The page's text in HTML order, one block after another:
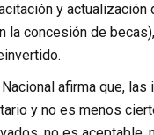
y actualización
concesión de
afirma que, las
y no es menos